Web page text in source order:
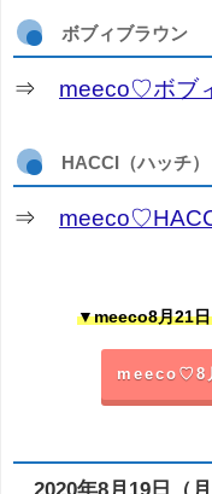
ボブィブラウン
⇒ meeco♡ボブ
HACCI（ハッチ）
⇒
▼meeco8月21日
meeco♡8
2020年8月19日（